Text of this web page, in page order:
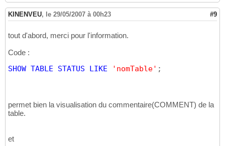
KINENVEU, le 29/05/2007 à 00h23 #9
tout d'abord, merci pour l'information.
Code :
SHOW TABLE STATUS LIKE 'nomTable' ;
permet bien la visualisation du commentaire(COMMENT) de la
table.
et